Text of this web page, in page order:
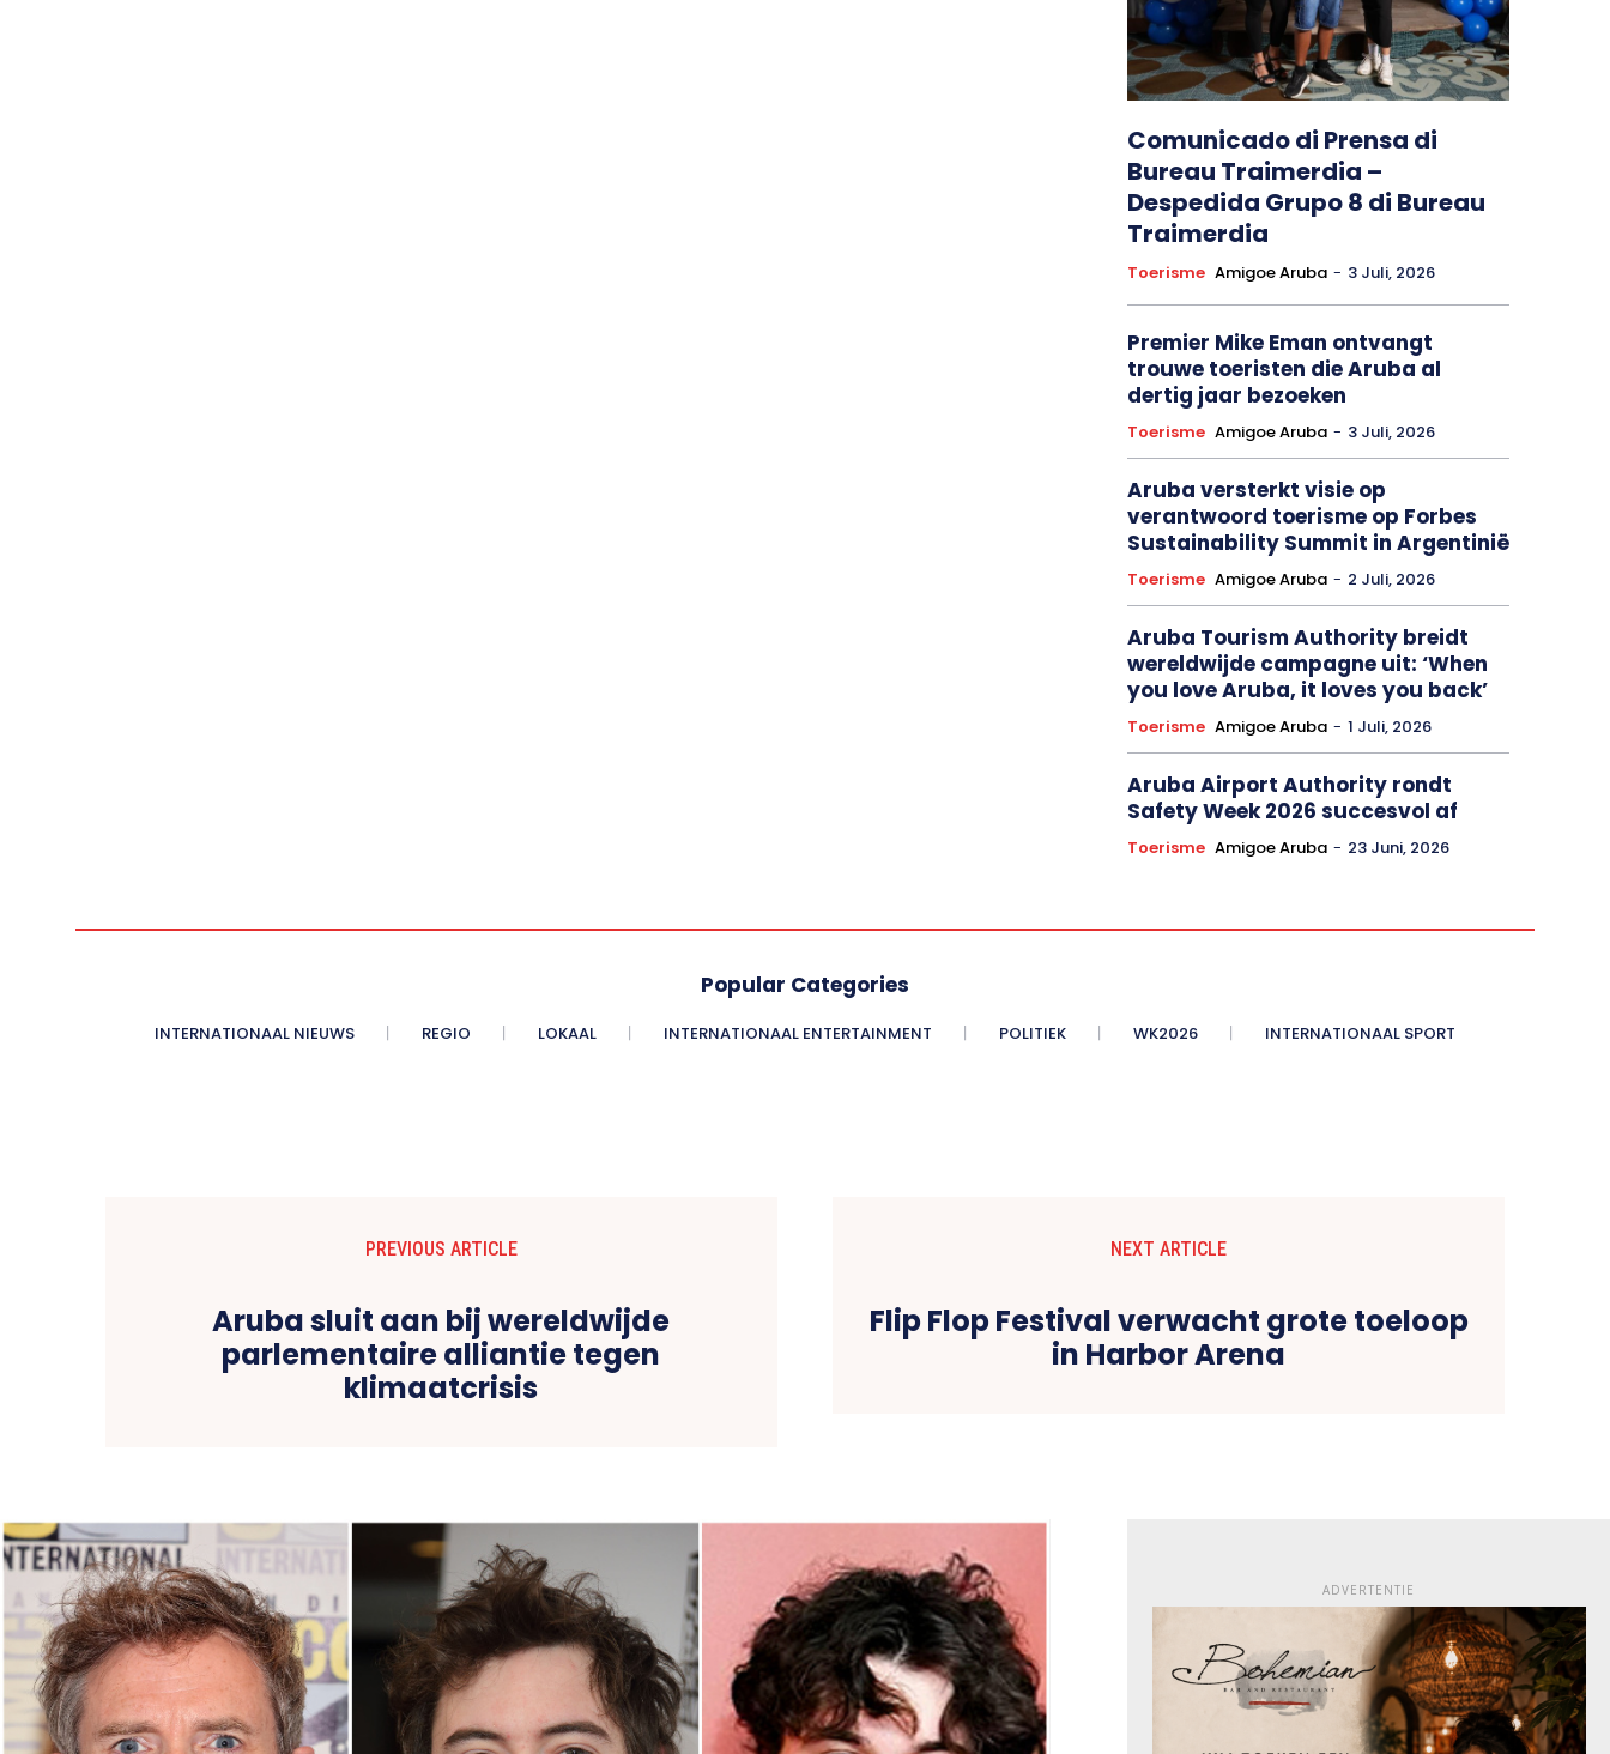
Comunicado di Prensa di
Bureau Traimerdia –
Despedida Grupo 8 di Bureau
Traimerdia
Toerisme Amigoe Aruba - 3 Juli, 2026
Premier Mike Eman ontvangt
trouwe toeristen die Aruba al
dertig jaar bezoeken
Toerisme Amigoe Aruba - 3 Juli, 2026
Aruba versterkt visie op
verantwoord toerisme op Forbes
Sustainability Summit in Argentinië
Toerisme Amigoe Aruba - 2 Juli, 2026
Aruba Tourism Authority breidt
wereldwijde campagne uit: ‘When
you love Aruba, it loves you back’
Toerisme Amigoe Aruba - 1 Juli, 2026
Aruba Airport Authority rondt
Safety Week 2026 succesvol af
Toerisme Amigoe Aruba - 23 Juni, 2026
Popular Categories
INTERNATIONAAL NIEUWS REGIO LOKAAL INTERNATIONAAL ENTERTAINMENT POLITIEK WK2026 INTERNATIONAAL SPORT
PREVIOUS ARTICLE
Aruba sluit aan bij wereldwijde
parlementaire alliantie tegen
klimaatcrisis
NEXT ARTICLE
Flip Flop Festival verwacht grote toeloop
in Harbor Arena